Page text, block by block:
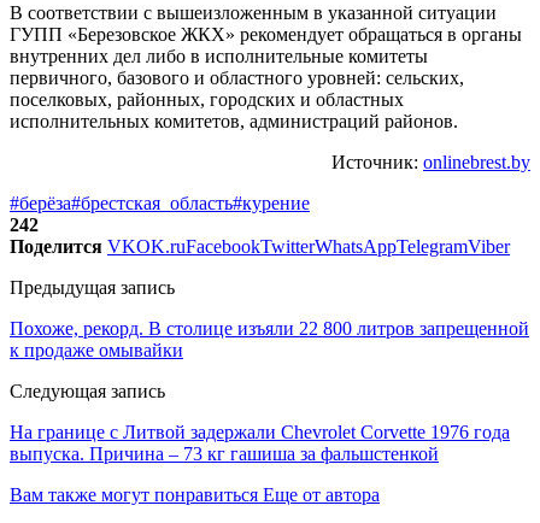
В соответствии с вышеизложенным в указанной ситуации
ГУПП «Березовское ЖКХ» рекомендует обращаться в органы
внутренних дел либо в исполнительные комитеты
первичного, базового и областного уровней: сельских,
поселковых, районных, городских и областных
исполнительных комитетов, администраций районов.
Источник: onlinebrest.by
#берёза#брестская_область#курение
242
Поделится VKOK.ruFacebookTwitterWhatsAppTelegramViber
Предыдущая запись
Похоже, рекорд. В столице изъяли 22 800 литров запрещенной
к продаже омывайки
Следующая запись
На границе с Литвой задержали Chevrolet Corvette 1976 года
выпуска. Причина – 73 кг гашиша за фальшстенкой
Вам также могут понравиться Еще от автора